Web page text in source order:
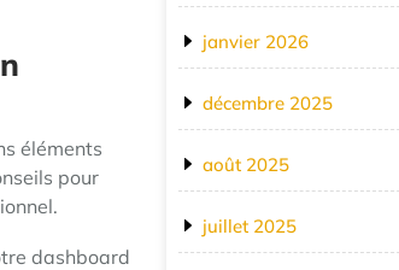
éléments
pour
dashboard
janvier 2026
décembre 2025
août 2025
juillet 2025